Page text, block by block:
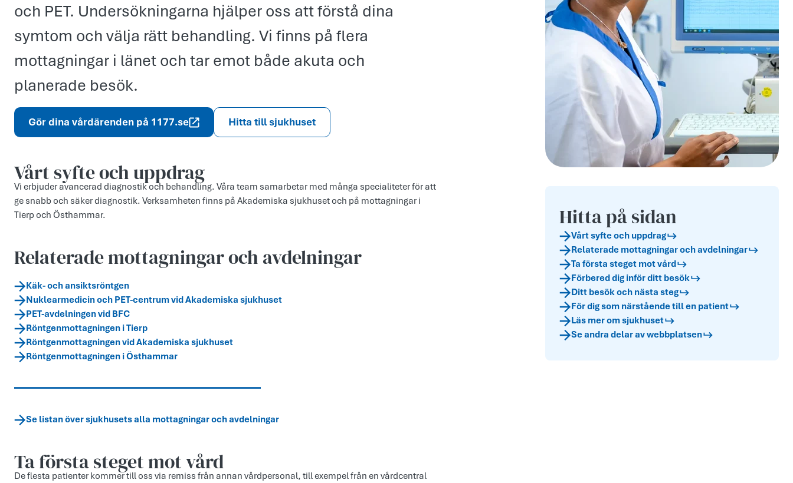
och PET. Undersökningarna hjälper oss att förstå dina
symtom och välja rätt behandling. Vi finns på flera
mottagningar i länet och tar emot både akuta och
planerade besök.
Gör dina vårdärenden på 1177.se Hitta till sjukhuset
Vårt syfte och uppdr­ag
Vi erbjuder avancerad diagnostik och behandling. Våra team samarbetar med många specialiteter för att
ge snabb och säker diagnostik. Verksamheten finns på Akademiska sjukhuset och på mottagningar i
Tierp och Östhammar.
Relaterade mottagningar och avdelningar
Käk- och ansiktsröntgen
Nuklearmedicin och PET-centrum vid Akademiska sjukhuset
PET-avdelningen vid BFC
Röntgenmottagningen i Tierp
Röntgenmottagningen vid Akademiska sjukhuset
Röntgenmottagningen i Östhammar
Se listan över sjukhusets alla mottagningar och avdelningar
Ta första steget mot vård
De flesta patienter kommer till oss via remiss från annan vårdpersonal, till exempel från en vårdcentral
Hitta på sidan
Vårt syfte och uppdr­ag
Relaterade mottagningar och avdelningar
Ta första steget mot vård
Förbered dig inför ditt besök
Ditt besök och nästa steg
För dig som närstående till en patient
Läs mer om sjukhuset
Se andra delar av webbplatsen